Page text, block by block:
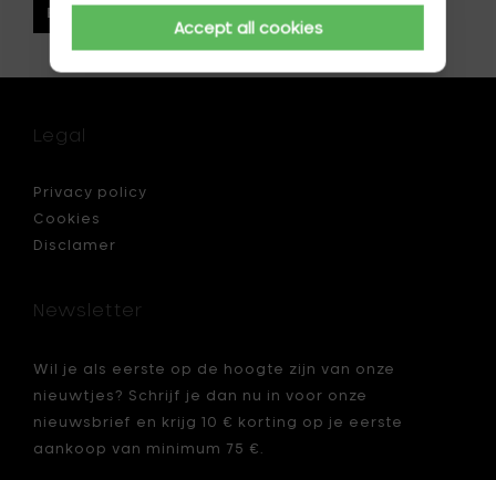
Bohero punten & kortingen
Legal
Privacy policy
Cookies
Disclamer
Newsletter
Wil je als eerste op de hoogte zijn van onze
nieuwtjes? Schrijf je dan nu in voor onze
nieuwsbrief en krijg 10 € korting op je eerste
aankoop van minimum 75 €.
Accept all cookies